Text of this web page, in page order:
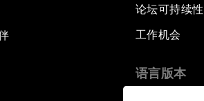
论坛可持续性
工作机会
语言版本